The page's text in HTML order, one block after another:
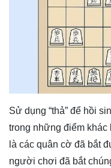
Sử dụng “thả” để hồi
trong những điểm
là các quân cờ đã bắt
người chơi đã bắt